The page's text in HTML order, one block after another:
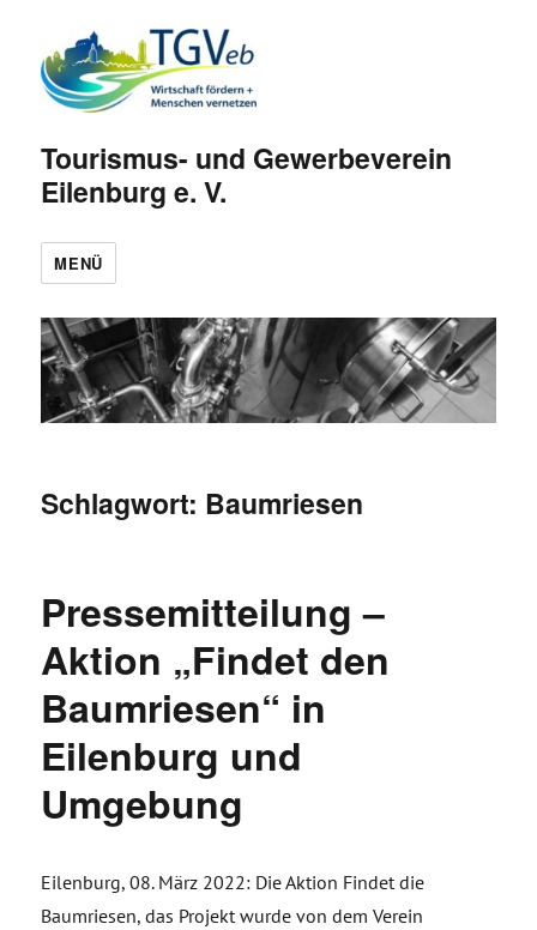
Tourismus- und Gewerbeverein
Eilenburg e. V.
MENÜ
Schlagwort: Baumriesen
Pressemitteilung –
Aktion „Findet den
Baumriesen“ in
Eilenburg und
Umgebung
Eilenburg, 08. März 2022: Die Aktion Findet die
Baumriesen, das Projekt wurde von dem Verein